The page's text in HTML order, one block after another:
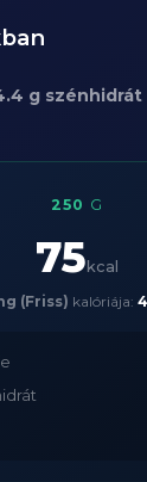
g szénhidrát
250 G
75 kcal
(Friss) kalóriája: 4